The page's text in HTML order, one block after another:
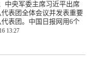
中央军委主席习近平出席
表团全体会议并发表重要
表团。中国日报网用6个
13:27